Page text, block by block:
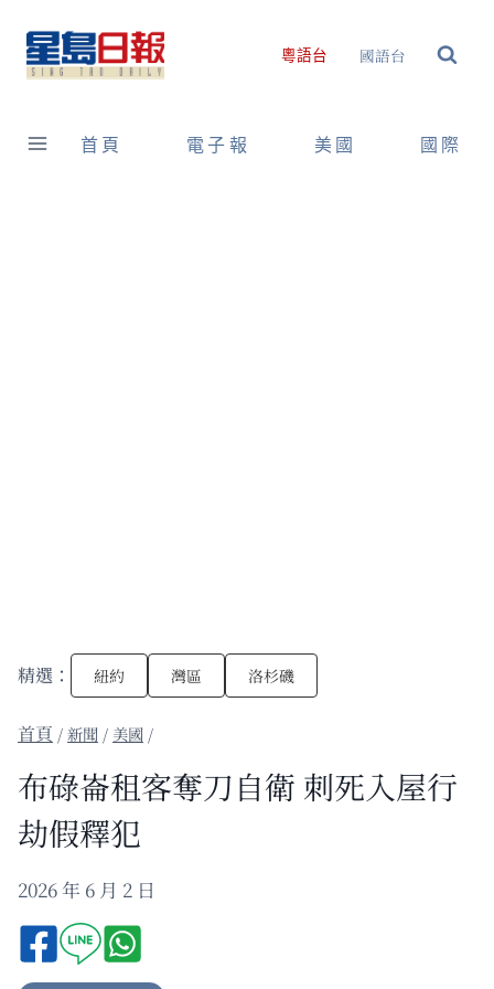
content
粵語台 國語台
首頁 電子報 美國 國際
精選： 紐約 灣區 洛杉磯
/新聞 / 美國 /
布碌崙租客奪刀自衛 刺死入屋行
劫假釋犯
2026 年 6 月 2 日